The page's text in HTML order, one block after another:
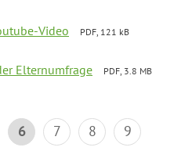
Video
PDF, 121 kB
Elternumfrage
PDF, 3.8 MB
6 7 8
9